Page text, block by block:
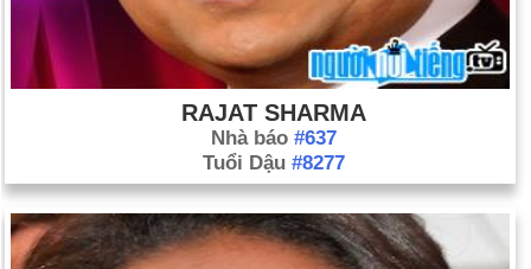
RAJAT SHARMA
Nhà báo #637
Tuổi Dậu #8277